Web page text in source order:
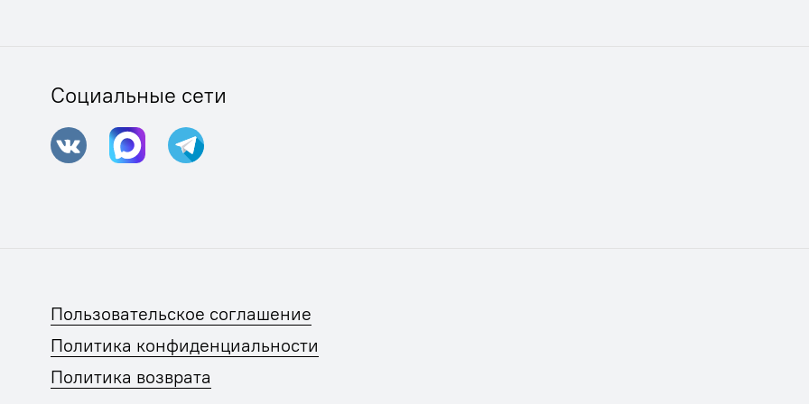
Социальные сети
Пользовательское соглашение
Политика конфиденциальности
Политика возврата